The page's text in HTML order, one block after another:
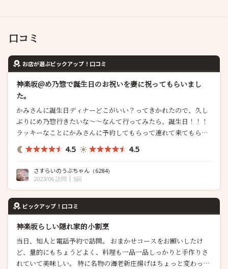
口コミ
お店が選ぶピックアップ！口コミ
神楽坂@め乃惣で誕生日のお祝いを妻に祝ってもらいまし
た。
かみさんに誕生日ディナーどこがいい？ってきかれたので、久し
ぶりにめ乃惣行きたいな〜〜なんて行ってみたら、誕生日！！！
ラッキーなことにかみさんに予約してもらって連れて来てもらい
ました。 19時入店。 カウンター席中央に座ってお料理がスター
ト！ まずは瓶ビールで乾杯です！ 八寸は ほおづき、玉子焼き、と
うもろこしやきゅうりにもろみ味噌を添えて。 伝統の玉子焼きは
いつ食べてもほっ...
4.5 4.5
さすらいのうぶちゃん （6284）
2023/06 訪問
5回
ピックアップ！口コミ
神楽坂らしい隠れ家的小割烹
当日、知人と電話予約で訪問。 おまかせコースをお願いしたけ
ど、量的にもちょうどよく、料理も一品一品しっかりと手作りさ
れていて美味しい。 特に名物の海老新庄揚げはちょっと変わった